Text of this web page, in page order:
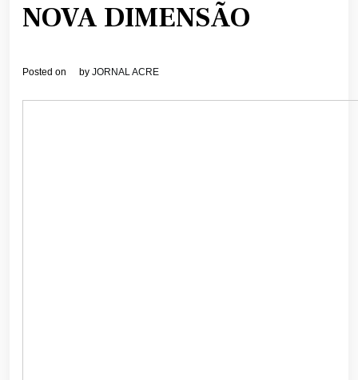
NOVA DIMENSÃO
Posted on by JORNAL ACRE